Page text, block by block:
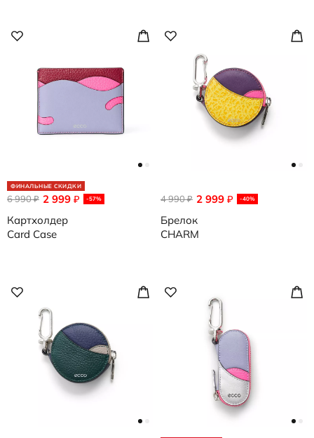
ФИНАЛЬНЫЕ СКИДКИ
2 999 ₽ -57%
6 990₽
Картхолдер
Card Case
2 999 ₽ -40%
4 990₽
Брелок
CHARM